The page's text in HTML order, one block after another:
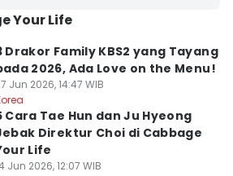
Your Life
Drakor Family KBS2 yang Tayang
2026, Ada Love on the Menu!
Jun 2026, 14:47 WIB
Cara Tae Hun dan Ju Hyeong
Direktur Choi di Cabbage
Life
Jun 2026, 12:07 WIB